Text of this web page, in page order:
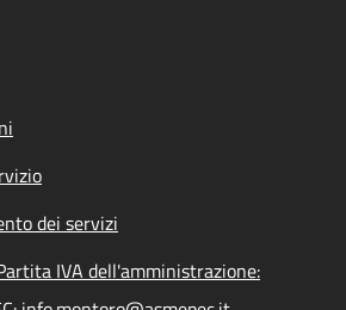
dei servizi
IVA dell'amministrazione: